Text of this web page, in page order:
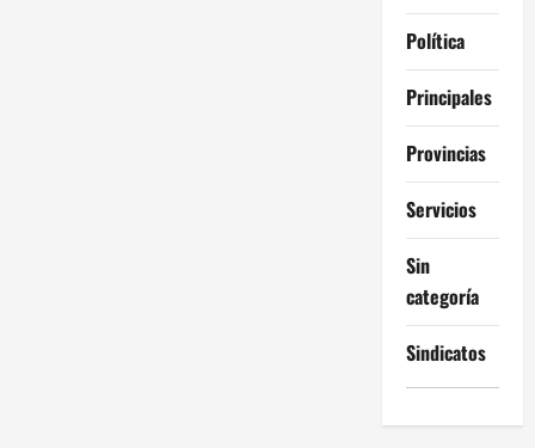
Política
Principales
Provincias
Servicios
Sin
categoría
Sindicatos